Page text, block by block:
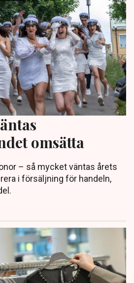
omsätta
– så mycket väntas årets
i försäljning för handeln,